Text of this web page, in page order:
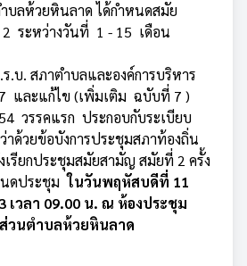
บลห้วยหินลาด ได้กำหนดสมัย
ระหว่างวันที่ 1 - 15 เดือน
.บ. สภาตำบลและองค์การบริหาร
และแก้ไข (เพิ่มเติม ฉบับที่ 7 )
วรรคแรก ประกอบกับระเบียบ
าด้วยข้อบังการประชุมสภาท้องถิ่น
รียกประชุมสมัยสามัญ สมัยที่ 2 ครั้ง
นดประชุมในวันพฤหัสบดีที่ 11
เวลา 09.00 น. ณ ห้องประชุม
วนตำบลห้วยหินลาด